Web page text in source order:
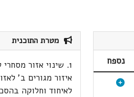
נספח
מטרת התוכנית
לאיחוד וחלוקה